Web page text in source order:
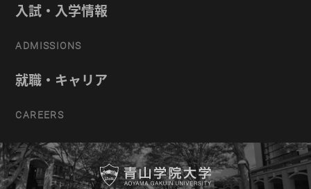
入試・入学情報
ADMISSIONS
就職・キャリア
CAREERS